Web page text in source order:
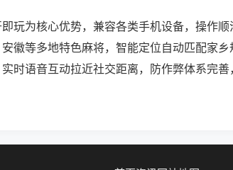
玩为核心优势，兼容各类手机设备，操作
徽等多地特色麻将，智能定位自动匹配家
时语音互动拉近社交距离，防作弊体系完